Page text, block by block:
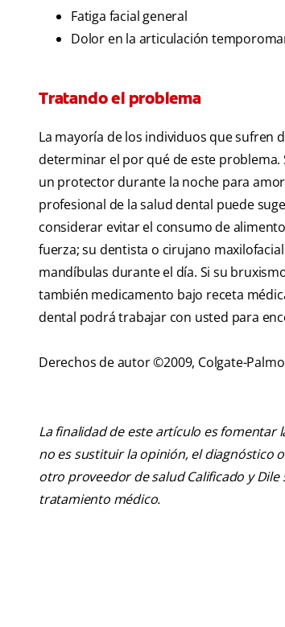
Fatiga facial general
Dolor en la articulación
Tratando el problema
La mayoría de los individuos que sufren
determinar el por qué de este
un protector durante la noche para
profesional de la salud dental puede
considerar evitar el consumo de
fuerza; su dentista o cirujano
mandíbulas durante el día. Si su
también medicamento bajo receta
dental podrá trabajar con usted para
Derechos de autor ©2009, Colgate-
La finalidad de este artículo es
no es sustituir la opinión, el diagnóstico
otro proveedor de salud Calificado y
tratamiento médico.